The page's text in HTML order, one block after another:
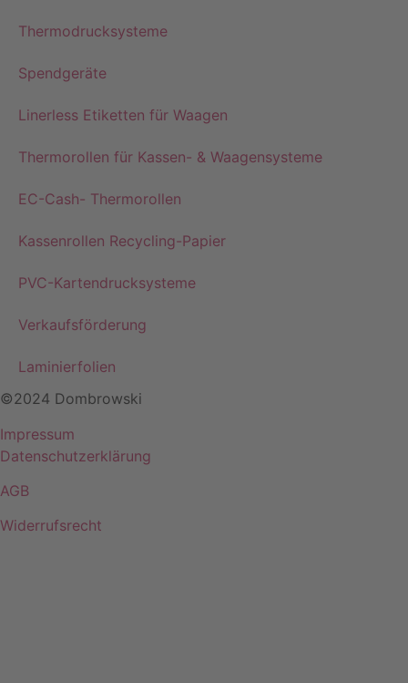
Thermodrucksysteme
Spendgeräte
Linerless Etiketten für Waagen
Thermorollen für Kassen- & Waagensysteme
EC-Cash- Thermorollen
Kassenrollen Recycling-Papier
PVC-Kartendrucksysteme
Verkaufsförderung
Laminierfolien
©2024 Dombrowski
Impressum
Datenschutzerklärung
AGB
Widerrufsrecht